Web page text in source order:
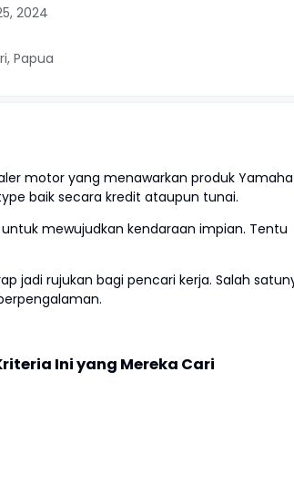
2024
Papua
motor yang menawarkan produk Yamaha
baik secara kredit ataupun tunai.
mewujudkan kendaraan impian. Tentu
jadi rujukan bagi pencari kerja. Salah
Ini yang Mereka Cari